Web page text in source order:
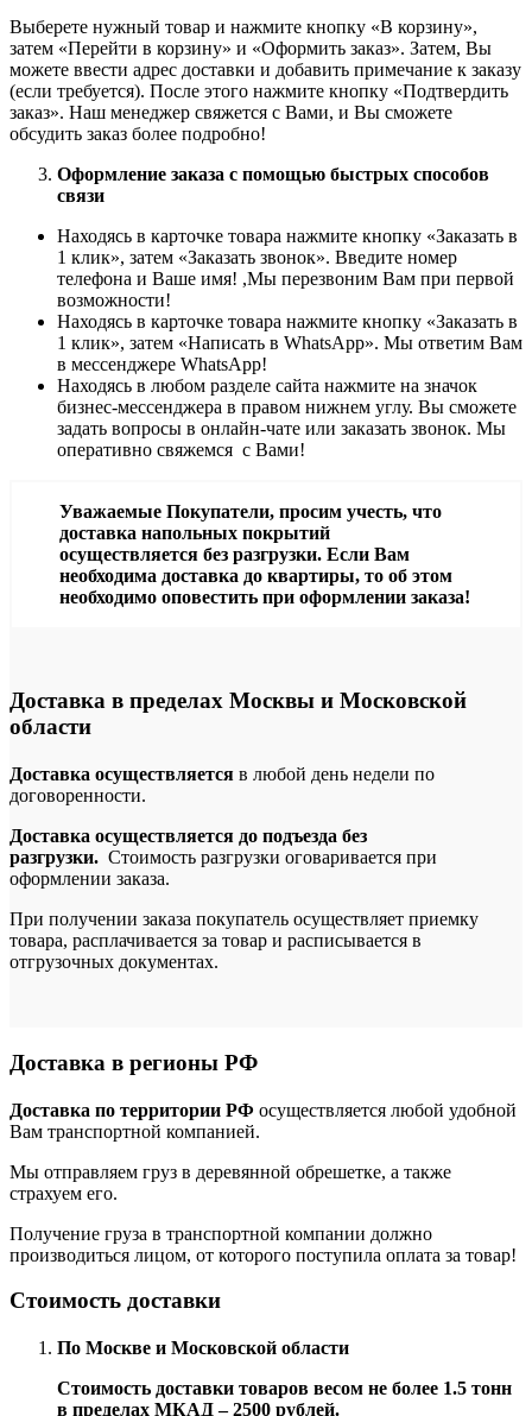
Выберете нужный товар и нажмите кнопку «В корзину»,
затем «Перейти в корзину» и «Оформить заказ». Затем, Вы
можете ввести адрес доставки и добавить примечание к заказу
(если требуется). После этого нажмите кнопку «Подтвердить
заказ». Наш менеджер свяжется с Вами, и Вы сможете
обсудить заказ более подробно!
Оформление заказа с помощью быстрых способов
связи
Находясь в карточке товара нажмите кнопку «Заказать в
1 клик», затем «Заказать звонок». Введите номер
телефона и Ваше имя! ,Мы перезвоним Вам при первой
возможности!
Находясь в карточке товара нажмите кнопку «Заказать в
1 клик», затем «Написать в WhatsApp». Мы ответим Вам
в месcенджере WhatsApp!
Находясь в любом разделе сайта нажмите на значок
бизнес-мессенджера в правом нижнем углу. Вы сможете
задать вопросы в онлайн-чате или заказать звонок. Мы
оперативно свяжемся с Вами!
Уважаемые Покупатели, просим учесть, что
доставка напольных покрытий
осуществляется без разгрузки. Если Вам
необходима доставка до квартиры, то об этом
необходимо оповестить при оформлении заказа!
Доставка в пределах Москвы и Московской
области
Доставка осуществляется в любой день недели по
договоренности.
Доставка осуществляется до подъезда без
разгрузки. Стоимость разгрузки оговаривается при
оформлении заказа.
При получении заказа покупатель осуществляет приемку
товара, расплачивается за товар и расписывается в
отгрузочных документах.
Доставка в регионы РФ
Доставка по территории РФ осуществляется любой удобной
Вам транспортной компанией.
Мы отправляем груз в деревянной обрешетке, а также
страхуем его.
Получение груза в транспортной компании должно
производиться лицом, от которого поступила оплата за товар!
Стоимость доставки
По Москве и Московской области
Стоимость доставки товаров весом не более 1.5 тонн
в пределах МКАД – 2500 рублей.